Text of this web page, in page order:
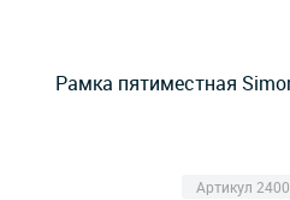
Рамка пятиместная
Артикул